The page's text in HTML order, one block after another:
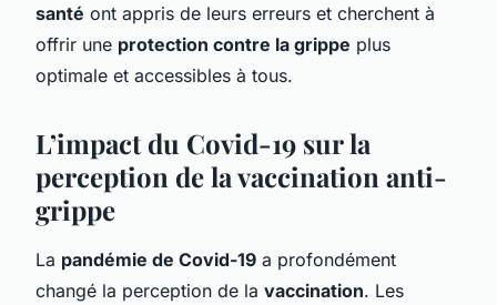
santé ont appris de leurs erreurs et cherchent à
offrir une protection contre la grippe plus
optimale et accessibles à tous.
L’impact du Covid-19 sur la
perception de la vaccination anti-
grippe
La pandémie de Covid-19 a profondément
changé la perception de la vaccination. Les